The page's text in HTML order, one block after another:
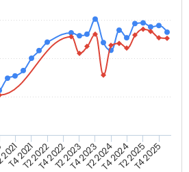
T4 2021T2 2022T4 2022T2 2023T4 2023T2 2024T4 2024T2 2025T4 2025